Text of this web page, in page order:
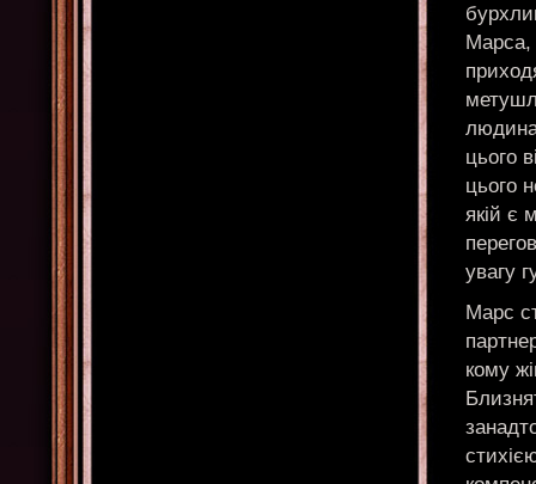
Марса,
цього
цього
якій є
увагу
Марс
кому